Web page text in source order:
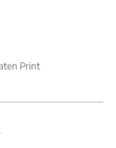
Print